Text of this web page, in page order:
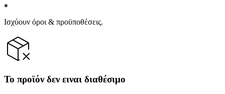
Ισχύουν όροι & προϋποθέσεις.
Το προϊόν δεν ειναι διαθέσιμο